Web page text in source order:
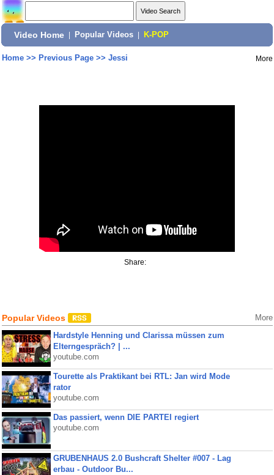
Video Home Popular Videos K-POP
Home>> Previous Page>> Jessi More
Share:
Popular Videos More
Hardstyle Henning und Clarissa müssen zum
Elterngespräch? | ...
youtube.com
Tourette als Praktikant bei RTL: Jan wird Mode
rator
youtube.com
Das passiert, wenn DIE PARTEI regiert
youtube.com
GRUBENHAUS 2.0 Bushcraft Shelter #007 - Lag
erbau - Outdoor Bu...